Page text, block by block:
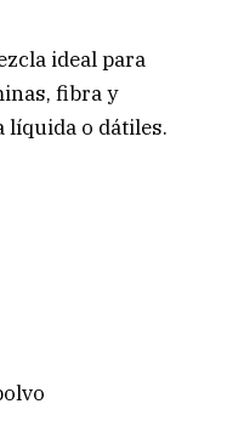
ideal para
fibra y
líquida o dátiles.